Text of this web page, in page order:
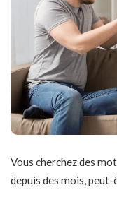
Vous cherchez des
depuis des mois, peut-